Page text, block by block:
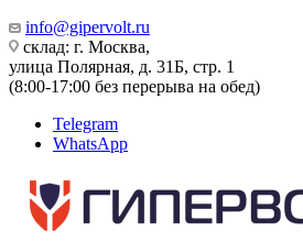
info@gipervolt.ru
склад: г. Москва,
улица Полярная, д. 31Б, стр. 1
(8:00-17:00 без перерыва на обед)
Telegram
WhatsApp